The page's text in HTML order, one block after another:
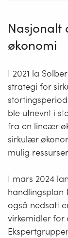
murstein eller
andre.
produkter og
reparert
kan de brukes
repareres før
Gjenvinninger
nye produkter,
plastmateriale
brukes til å
økonomi
I 2021 la
strategi for
ble utnevnt i
fra en lineær
sirkulær
mulig
I mars 2024
handlingsplan
også nedsatt
virkemidler for